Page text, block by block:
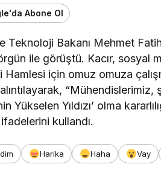
Abone Ol
Teknoloji Bakanı Mehmet
ile görüştü. Kacır, sosyal
Hamlesi için omuz omuza
alıntılayarak,
Yükselen Yıldızı’ olma
kullandı.
Harika Haha Vay